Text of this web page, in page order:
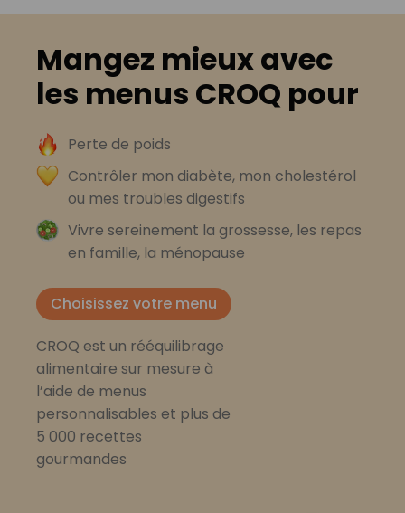
Mangez mieux avec
les menus CROQ pour
Perte de poids
Contrôler mon diabète, mon cholestérol
ou mes troubles digestifs
Vivre sereinement la grossesse, les repas
en famille, la ménopause
Choisissez votre menu
CROQ est un rééquilibrage
alimentaire sur mesure à
l’aide de menus
personnalisables et plus de
5 000 recettes
gourmandes